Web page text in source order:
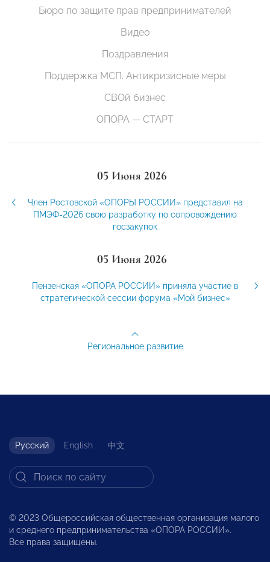
Бюро по защите прав предпринимателей
Видео
Поздравления
Поддержка МСП. Антикризисные меры
СВОй бизнес
ОПОРА — СТАРТ
05 Июня 2026
Член Ростовской «ОПОРЫ РОССИИ» представил на
ПМЭФ-2026 свою разработку по сопровождению
госзакупок
05 Июня 2026
Пензенская «ОПОРА РОССИИ» приняла участие в
стратегической сессии форума «Мой бизнес»
Региональное развитие
Русский English 中文
© 2023 Общероссийская общественная организация малого
и среднего предпринимательства «ОПОРА РОССИИ».
Все права защищены.